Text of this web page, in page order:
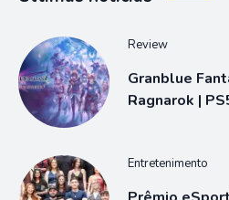
Review
Granblue
Ragnarok |
Entretenimento